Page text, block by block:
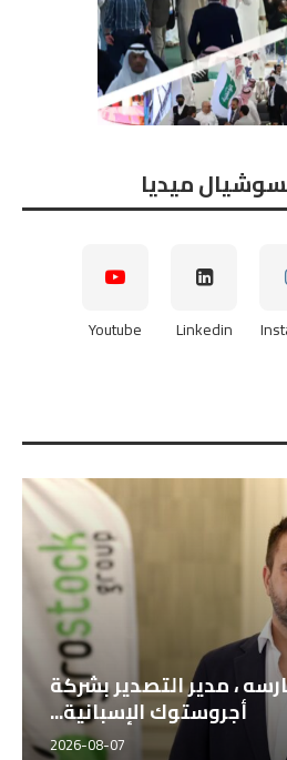
ميديا
Linkedin
Youtube
، مدير التصدير بشركة
أجروستوك الإسبانية...
2026-08-07